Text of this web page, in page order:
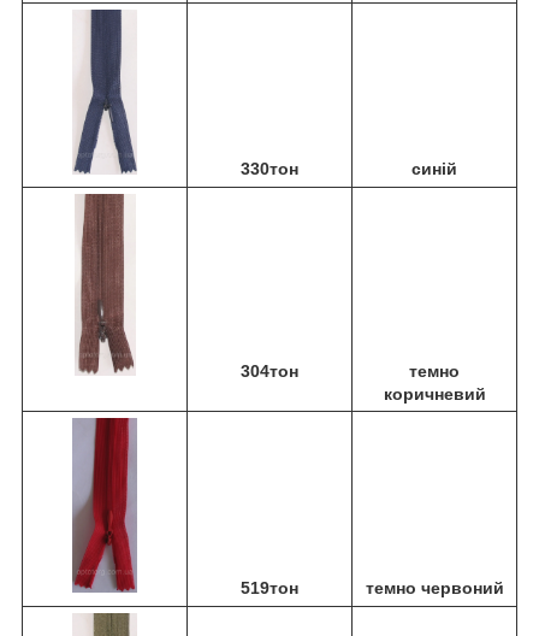
330тон синій
304тон
темно
коричневий
519тон темно червоний